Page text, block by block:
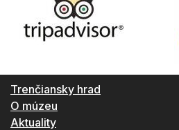
Trenčiansky hrad
O múzeu
Aktuality